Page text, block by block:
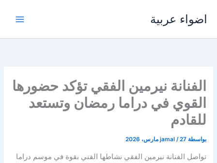
اضواء عربية
الفنانة نيرمين الفقي تؤكد حضورها
القوي في دراما رمضان وتستعد
للقادم
بواسطة jamal /27 مارس، 2026
تواصل الفنانة نيرمين الفقي نشاطها الفني بقوة في موسم دراما